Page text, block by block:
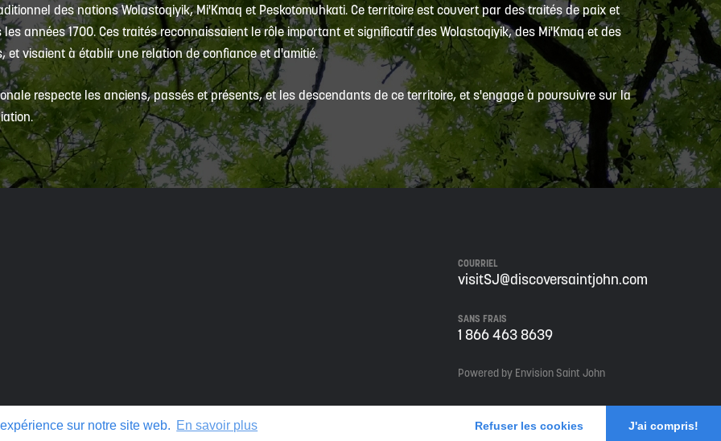
sur notre site web. En savoir plus Refuser les cookies J'ai compris!
des nations Wolastoqiyik, Mi'Kmaq et Peskotomuhkati. Ce territoire est couvert par des traités de paix et
années 1700. Ces traités reconnaissaient le rôle important et significatif des Wolastoqiyik, des Mi'Kmaq et des
visaient à établir une relation de confiance et d'amitié.
respecte les anciens, passés et présents, et les descendants de ce territoire, et s'engage à poursuivre sur la
COURRIEL
visitSJ@discoversaintjohn.com
SANS FRAIS
1 866 463 8639
Powered by Envision Saint John